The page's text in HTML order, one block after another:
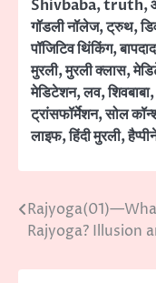
Shivbaba,truth,
गॉडली नॉलेज,ट्रुथ,
पॉजिटिव थिंकिंग,
मुरली,मुरली क्लास,
मेडिटेशन,लव,शिवबाबा,
ट्रांसफॉर्मेशन,सोल
लाइफ,हिंदी मुरली,
Post
navigation
Rajyoga? Illusion